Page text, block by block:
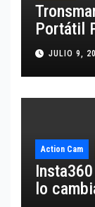
Portátil
JULIO 9,
Action Cam
lo